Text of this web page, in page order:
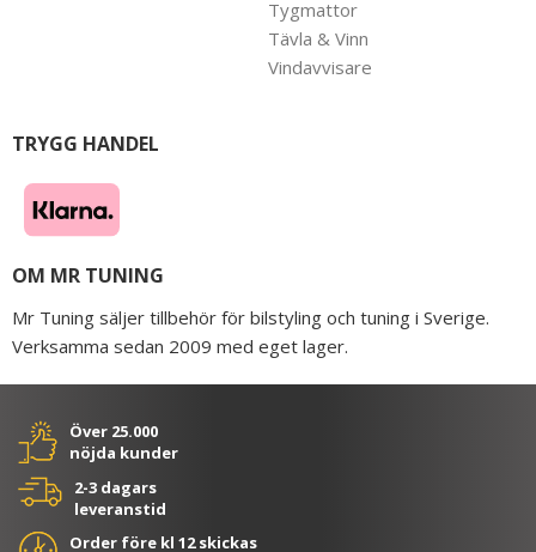
Tygmattor
Tävla & Vinn
Vindavvisare
TRYGG HANDEL
OM MR TUNING
Mr Tuning säljer tillbehör för bilstyling och tuning i Sverige.
Verksamma sedan 2009 med eget lager.
Över 25.000
nöjda kunder
2-3 dagars
leveranstid
Order före kl 12 skickas